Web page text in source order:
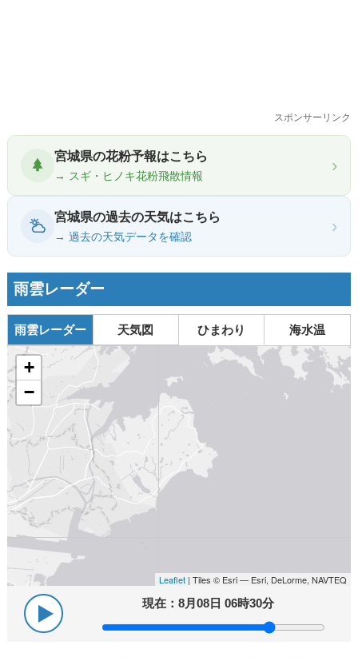
スポンサーリンク
宮城県の花粉予報はこちら
→ スギ・ヒノキ花粉飛散情報
›
宮城県の過去の天気はこちら
→ 過去の天気データを確認
›
雨雲レーダー
雨雲レーダー 天気図 ひまわり 海水温
+
−
Leaflet | Tiles © Esri — Esri, DeLorme, NAVTEQ
現在：8月08日 06時30分